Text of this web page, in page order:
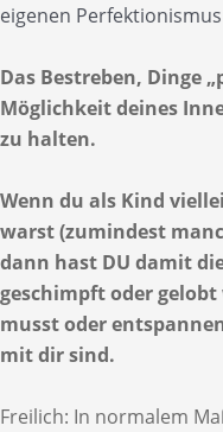
eigenen
Das Bestreben, Dinge
Möglichkeit deines
zu halten.
Wenn du als Kind
warst (zumindest
dann hast DU damit
geschimpft oder
musst oder
mit dir sind.
Freilich: In normalem